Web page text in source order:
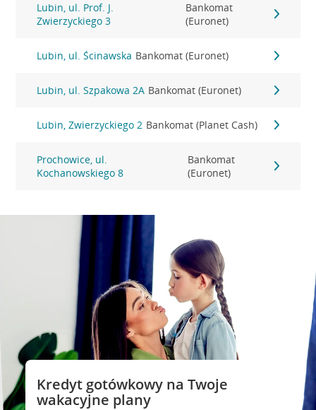
Lubin, ul. Prof. J.
Zwierzyckiego 3
Bankomat
(Euronet)
Lubin, ul. Ścinawska Bankomat (Euronet)
Lubin, ul. Szpakowa 2A Bankomat (Euronet)
Lubin, Zwierzyckiego 2 Bankomat (Planet Cash)
Prochowice, ul.
Kochanowskiego 8
Bankomat
(Euronet)
Kredyt gotówkowy na Twoje
wakacyjne plany